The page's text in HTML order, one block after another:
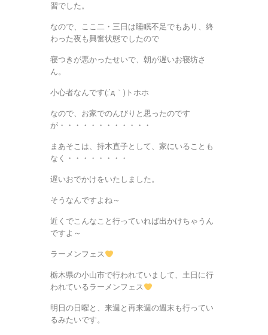
習でした。
なので、ここ二・三日は睡眠不足でもあり、終
わった夜も興奮状態でしたので
寝つきが悪かったせいで、朝が遅いお寝坊さ
ん。
小心者なんです(;´д｀)トホホ
なので、お家でのんびりと思ったのです
が・・・・・・・・・・・・
まあそこは、持木直子として、家にいることも
なく・・・・・・・・
遅いおでかけをいたしました。
そうなんですよね～
近くでこんなこと行っていれば出かけちゃうん
ですよ～
ラーメンフェス
栃木県の小山市で行われていまして、土日に行
われているラーメンフェス
明日の日曜と、来週と再来週の週末も行ってい
るみたいです。